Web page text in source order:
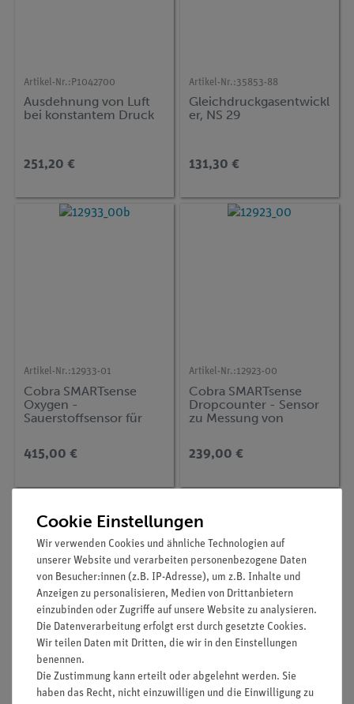
Artikel-Nr.: P1042700
Ausdehnung von Luft
bei konstantem Druck
251,20 €
Artikel-Nr.:35853-88
Gleichdruckgasentwickl
er, NS 29
131,30 €
Artikel-Nr.:12933-01
Cobra SMARTsense
Oxygen -
Sauerstoffsensor für
(Bluetooth + USB)
415,00 €
Artikel-Nr.:12923-00
Cobra SMARTsense
Dropcounter - Sensor
zu Messung von
(Bluetooth + USB)
239,00 €
Artikel-Nr.:P3021900
Bestimmung molarer
Massen durch Messung
Butanbrenner Labogaz
206
Cookie Einstellungen
Wir verwenden Cookies und ähnliche Technologien auf
unserer Website und verarbeiten personenbezogene Daten
von Besucher:innen (z.B. IP-Adresse), um z.B. Inhalte und
Anzeigen zu personalisieren, Medien von Drittanbietern
einzubinden oder Zugriffe auf unsere Website zu analysieren.
Die Datenverarbeitung erfolgt erst durch gesetzte Cookies.
Wir teilen Daten mit Dritten, die wir in den Einstellungen
benennen.
Die Zustimmung kann erteilt oder abgelehnt werden. Sie
haben das Recht, nicht einzuwilligen und die Einwilligung zu